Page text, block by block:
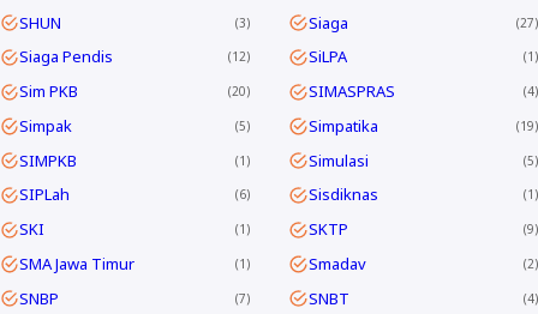
SHUN 3 Siaga 27
Siaga Pendis 12 SiLPA 1
Sim PKB 20 SIMASPRAS 4
Simpak 5 Simpatika 19
SIMPKB 1 Simulasi 5
SIPLah 6 Sisdiknas 1
SKI 1 SKTP 9
SMA Jawa Timur 1 Smadav 2
SNBP 7 SNBT 4